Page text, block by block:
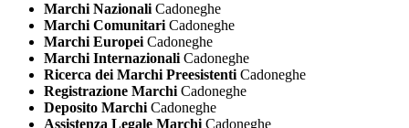
Marchi Nazionali Cadoneghe
Marchi Comunitari Cadoneghe
Marchi Europei Cadoneghe
Marchi Internazionali Cadoneghe
Ricerca dei Marchi Preesistenti Cadoneghe
Registrazione Marchi Cadoneghe
Deposito Marchi Cadoneghe
Assistenza Legale Marchi Cadoneghe